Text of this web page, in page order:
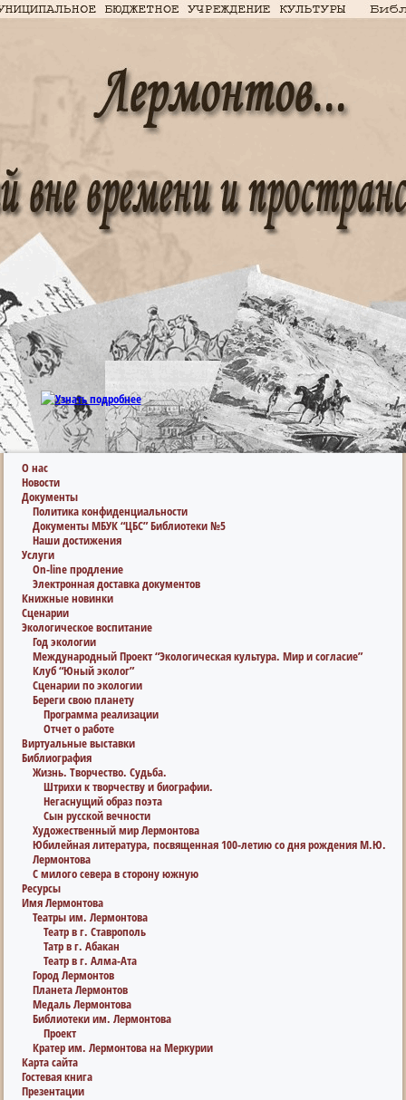
О нас
Новости
Документы
Политика конфиденциальности
Документы МБУК “ЦБС” Библиотеки №5
Наши достижения
Услуги
On-line продление
Электронная доставка документов
Книжные новинки
Сценарии
Экологическое воспитание
Год экологии
Международный Проект “Экологическая культура. Мир и согласие”
Клуб “Юный эколог”
Сценарии по экологии
Береги свою планету
Программа реализации
Отчет о работе
Виртуальные выставки
Библиография
Жизнь. Творчество. Судьба.
Штрихи к творчеству и биографии.
Негаснущий образ поэта
Сын русской вечности
Художественный мир Лермонтова
Юбилейная литература, посвященная 100-летию со дня рождения М.Ю.
Лермонтова
С милого севера в сторону южную
Ресурсы
Имя Лермонтова
Театры им. Лермонтова
Театр в г. Ставрополь
Татр в г. Абакан
Театр в г. Алма-Ата
Город Лермонтов
Планета Лермонтов
Медаль Лермонтова
Библиотеки им. Лермонтова
Проект
Кратер им. Лермонтова на Меркурии
Карта сайта
Гостевая книга
Презентации